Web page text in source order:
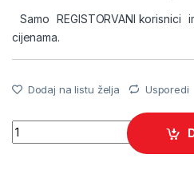
Samo REGISTORVANI korisnici
cijenama.
Dodaj na listu želja Usporedi
Quantity